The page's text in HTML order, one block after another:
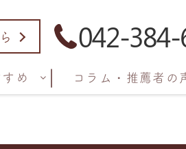
042-
め コラム・推薦者の